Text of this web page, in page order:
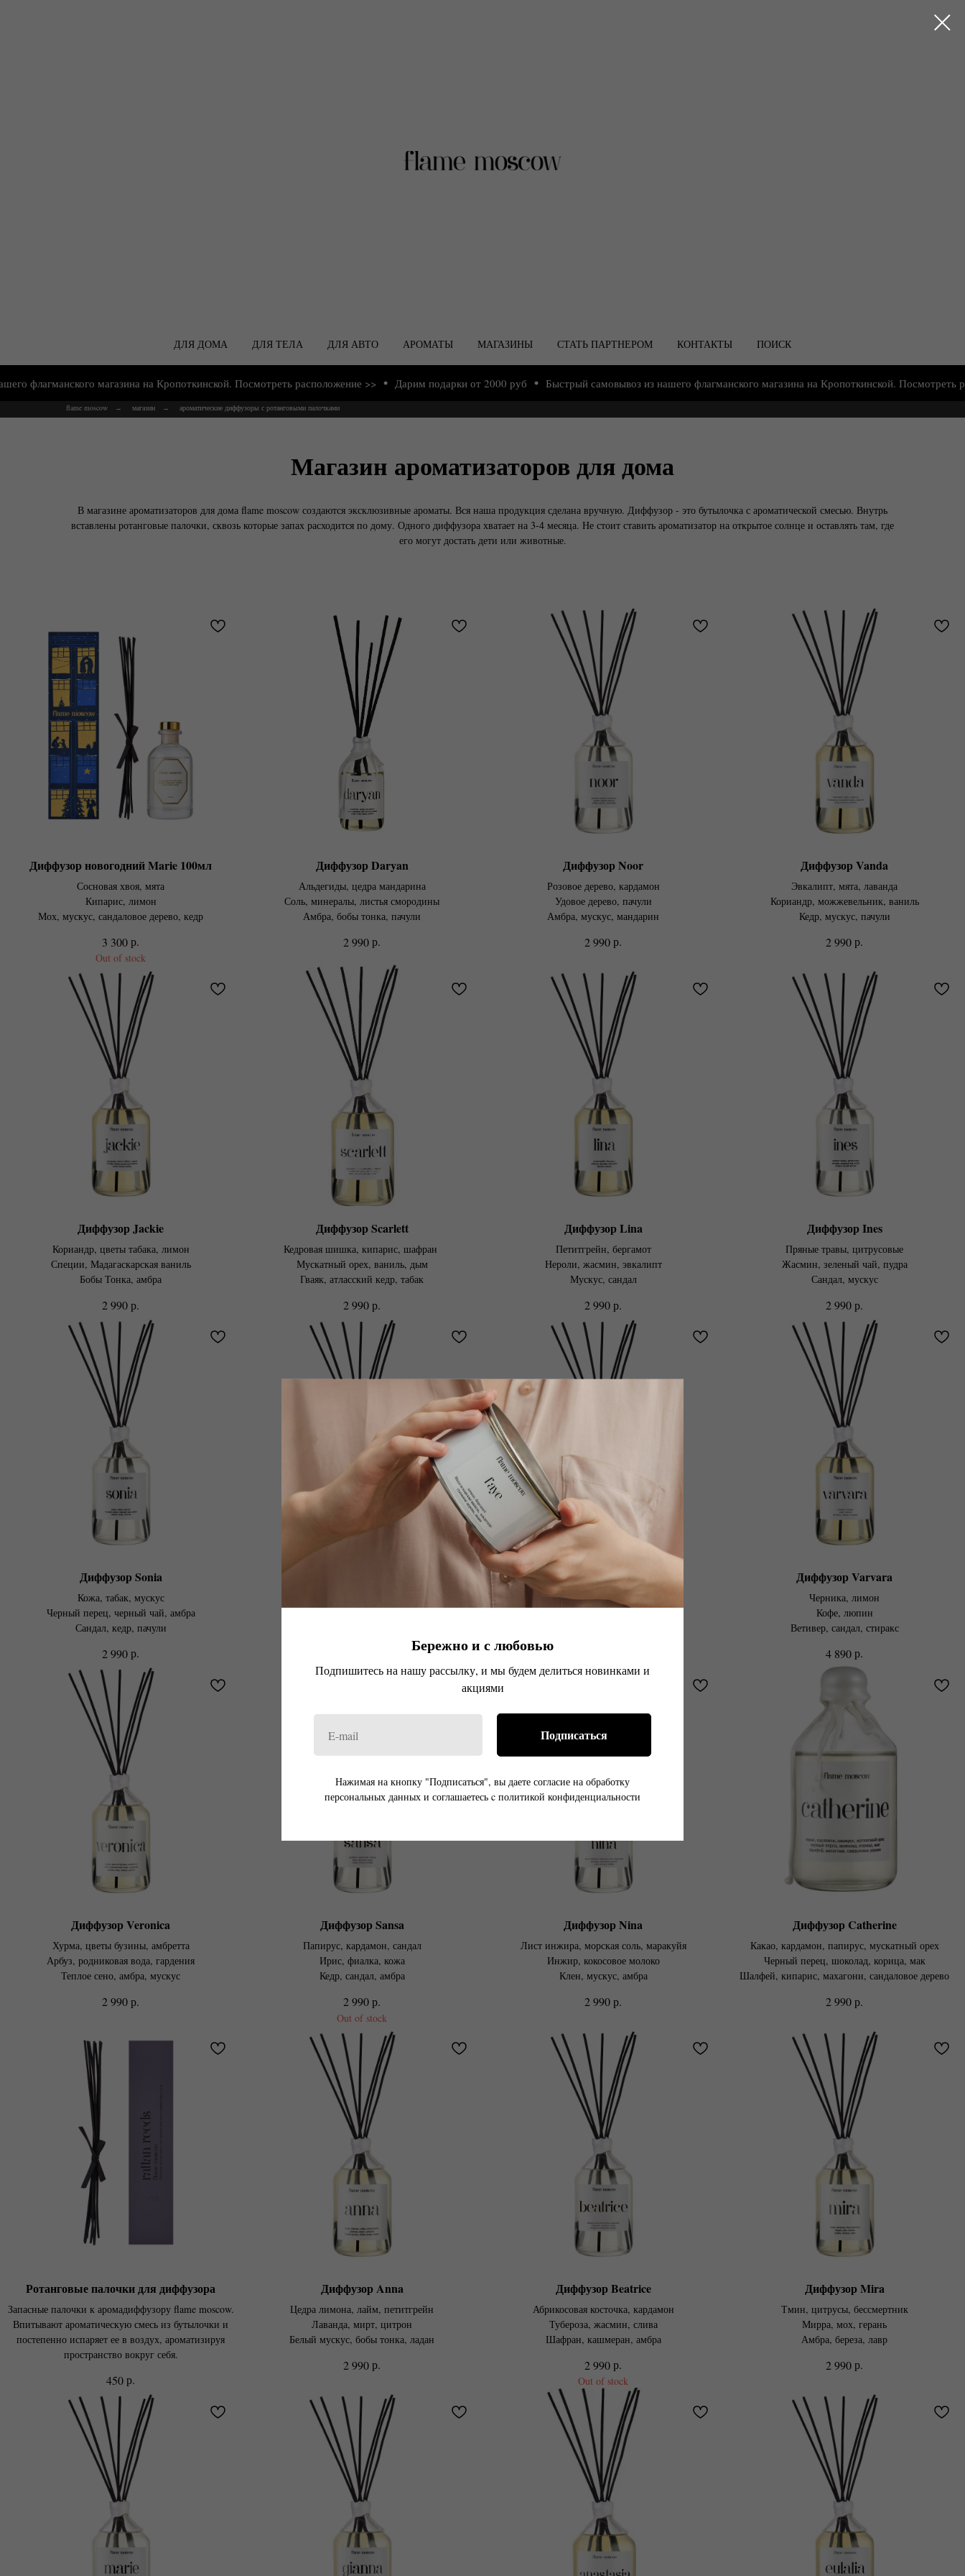
ДЛЯ ДОМА ДЛЯ ТЕЛА ДЛЯ АВТО АРОМАТЫ МАГАЗИНЫ СТАТЬ ПАРТНЕРОМ КОНТАКТЫ ПОИСК
магазина на Кропоткинской. Посмотреть расположение >> Дарим подарки от 2000 руб Быстрый самовывоз из нашего флагманского магазина на Кропоткинской. Посмотреть
flame moscow → магазин → ароматические диффузоры с ротанговыми палочками
Магазин ароматизаторов для дома
В магазине ароматизаторов для дома flame moscow создаются эксклюзивные ароматы. Вся наша продукция сделана вручную. Диффузор - это бутылочка с ароматической смесью. Внутрь
вставлены ротанговые палочки, сквозь которые запах расходится по дому. Одного диффузора хватает на 3-4 месяца. Не стоит ставить ароматизатор на открытое солнце и оставлять там, где
его могут достать дети или животные.
Диффузор новогодний Marie 100мл
Сосновая хвоя, мята
Кипарис, лимон
Мох, мускус, сандаловое дерево, кедр
3 300р.
Out of stock
Диффузор Daryan
Альдегиды, цедра мандарина
Соль, минералы, листья смородины
Амбра, бобы тонка, пачули
2 990р.
Диффузор Noor
Розовое дерево, кардамон
Удовое дерево, пачули
Амбра, мускус, мандарин
2 990р.
Диффузор Vanda
Эвкалипт, мята, лаванда
Кориандр, можжевельник, ваниль
Кедр, мускус, пачули
2 990р.
Диффузор Jackie
Кориандр, цветы табака, лимон
Специи, Мадагаскарская ваниль
Бобы Тонка, амбра
2 990р.
Диффузор Scarlett
Кедровая шишка, кипарис, шафран
Мускатный орех, ваниль, дым​
Гваяк, атласский кедр, табак​
2 990р.
Диффузор Lina
Петитгрейн, бергамот
Нероли, жасмин, эвкалипт
Мускус, сандал
2 990р.
Диффузор Ines
Пряные травы, цитрусовые
Жасмин, зеленый чай, пудра
Сандал, мускус
2 990р.
Диффузор Sonia
Кожа, табак, мускус
Черный перец, черный чай, амбра
Сандал, кедр, пачули
2 990р.
Ревень, лаванда, мирра, роза
Диффузор Alexandra
Сандал, пачули, листья клевера
Кедр, мускус
Диффузор Varvara
Черника, лимон
Кофе, люпин
Ветивер, сандал, стиракс
4 890р.
Диффузор Veronica
Хурма, цветы бузины, амбретта
Арбуз, родниковая вода, гардения
Теплое сено, амбра, мускус
2 990р.
Диффузор Sansa
Папирус, кардамон, сандал
Ирис, фиалка, кожа
Кедр, сандал, амбра
2 990р.
Out of stock
Диффузор Nina
Лист инжира, морская соль, маракуйя
Инжир, кокосовое молоко
Клен, мускус, амбра
2 990р.
Диффузор Catherine
Какао, кардамон, папирус, мускатный орех
Черный перец, шоколад, корица, мак
Шалфей, кипарис, махагони, сандаловое дерево
2 990р.
Ротанговые палочки для диффузора
Запасные палочки к аромадиффузору flame moscow.
Впитывают ароматическую смесь из бутылочки и
постепенно испаряет ее в воздух, ароматизируя
пространство вокруг себя.
450р.
Диффузор Anna
Цедра лимона, лайм, петитгрейн
Лаванда, мирт, цитрон
Белый мускус, бобы тонка, ладан
2 990р.
Диффузор Beatrice
Абрикосовая косточка, кардамон
Тубероза, жасмин, слива
Шафран, кашмеран, амбра
2 990р.
Out of stock
Диффузор Mira
Тмин, цитрусы, бессмертник
Мирра, мох, герань
Амбра, береза, лавр
2 990р.
Бережно и с любовью
Подпишитесь на нашу рассылку, и мы будем делиться новинками и
акциями
Подписаться
Нажимая на кнопку "Подписаться", вы даете согласие на обработку
персональных данных и соглашаетесь c политикой конфиденциальности